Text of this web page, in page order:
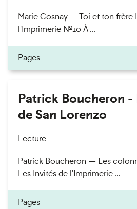
Marie Cosnay — Toi et ton frère
l'Imprimerie n°10 À ...
Pages
Patrick Boucheron -
de San Lorenzo
Lecture
Patrick Boucheron — Les
Les Invités de l'Imprimerie ...
Pages